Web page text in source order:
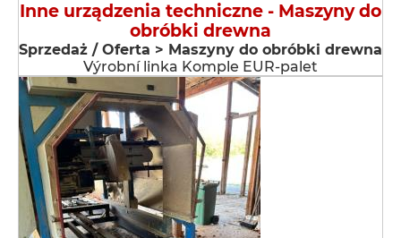
Inne urządzenia techniczne - Maszyny do
obróbki drewna
Sprzedaż / Oferta > Maszyny do obróbki drewna
Výrobní linka Komple EUR-palet